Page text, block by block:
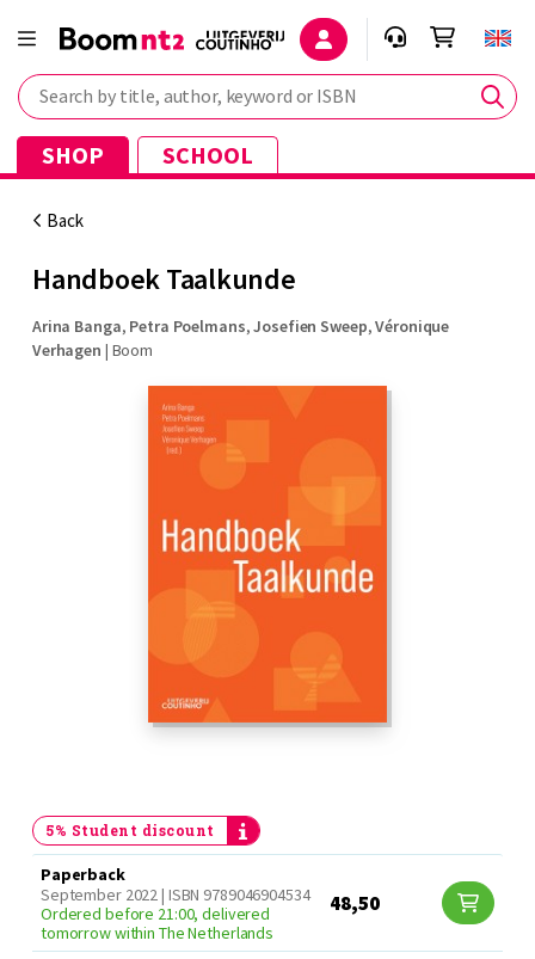
Search by title, author, keyword or ISBN
SHOP SCHOOL
Back
Handboek Taalkunde
Arina Banga, Petra Poelmans,Josefien Sweep,Véronique
Verhagen | Boom
5% Student discount
Paperback
September 2022 | ISBN 9789046904534
Ordered before 21:00, delivered
tomorrow within The Netherlands
48,50